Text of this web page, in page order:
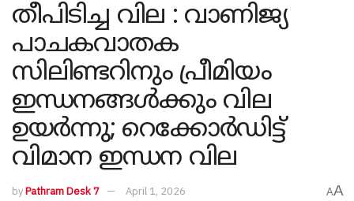
തീപിടിച്ച വില : വാണിജ്യ
പാചകവാതക
സിലിണ്ടറിനും പ്രീമിയം
ഇന്ധനങ്ങൾക്കും വില
ഉയർന്നു; റെക്കോർഡിട്ട്
വിമാന ഇന്ധന വില
byPathram Desk 7 April 1, 2026 AA